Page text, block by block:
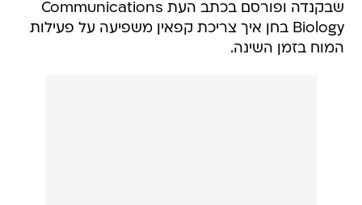
שבקנדה ופורסם בכתב העת Communications
Biology בחן איך צריכת קפאין משפיעה על פעילות
המוח בזמן השינה.